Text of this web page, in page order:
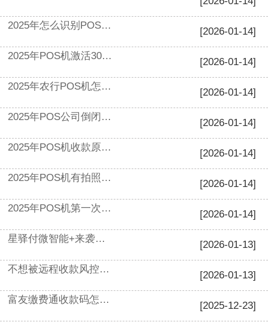
[2026-01-14]
2025年怎么识别POS机安全性高（如何判断pos机是否安全）
[2026-01-14]
2025年POS机激活300块钱（pos机激活费用一般多少）
[2026-01-14]
2025年农行POS机怎么申请办理（农行pos机申请流程）
[2026-01-14]
2025年POS公司倒闭（2021年pos机还能做吗）
[2026-01-14]
2025年POS机收款原理（pos机收款方式有哪些）
[2026-01-14]
2025年POS机有拍照功能（pos机带摄像头是什么用）
[2026-01-14]
2025年POS机第一次充电要充多久（一般pos机充电充两天会怎样?）
[2026-01-13]
星驿付微智能+来袭！商户收款数字化，经营效率翻倍！
[2026-01-13]
不想被远程收款风控限制？看看这些方法！
[2025-12-23]
富友缴费通收款码怎么办理？